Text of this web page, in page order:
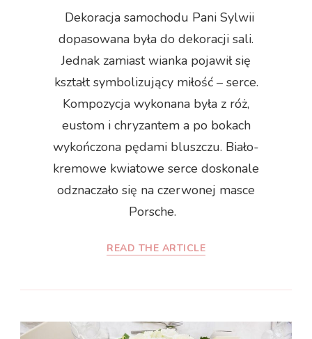
Dekoracja samochodu Pani Sylwii
dopasowana była do dekoracji sali.
Jednak zamiast wianka pojawił się
kształt symbolizujący miłość – serce.
Kompozycja wykonana była z róż,
eustom i chryzantem a po bokach
wykończona pędami bluszczu. Biało-
kremowe kwiatowe serce doskonale
odznaczało się na czerwonej masce
Porsche.
READ THE ARTICLE